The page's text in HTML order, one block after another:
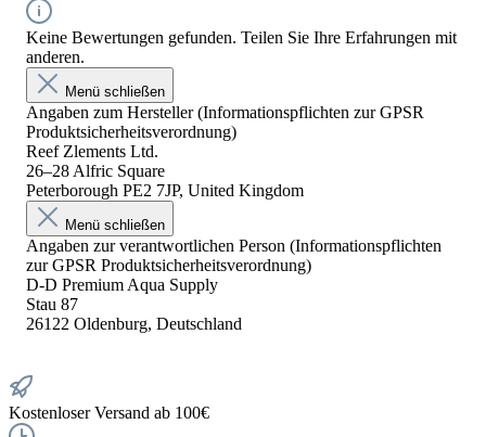
Keine Bewertungen gefunden. Teilen Sie Ihre Erfahrungen mit
anderen.
Menü schließen
Angaben zum Hersteller (Informationspflichten zur GPSR
Produktsicherheitsverordnung)
Reef Zlements Ltd.
26–28 Alfric Square
Peterborough PE2 7JP, United Kingdom
Menü schließen
Angaben zur verantwortlichen Person (Informationspflichten
zur GPSR Produktsicherheitsverordnung)
D-D Premium Aqua Supply
Stau 87
26122 Oldenburg, Deutschland
Kostenloser Versand ab 100€